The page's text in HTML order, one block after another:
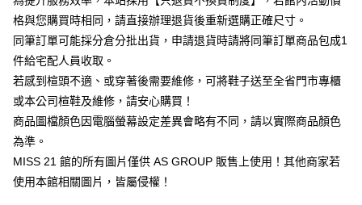
台新國際商業銀行
中國信託商業銀行
台灣樂天信用卡公司
玉山商業銀行
星展（台灣）商業銀行
台灣樂天信用卡公司
聯邦商業銀行
遠東國際商業銀行
元大商業銀行
永豐商業銀行
玉山商業銀行
星展（台灣）商業銀行
台新國際商業銀行
Google Pay
ATM付款
運送方式
宅配
免運費
格與您購買時相同，請直接辦理退貨後重新選購正確尺寸。
同筆訂單可能採分倉分批出貨，申請退貨時請將同筆訂單商品包成1
件給宅配人員收取。
若感到楦頭不適、或穿著後需要維修，可將鞋子送至全省門市專櫃
或本公司楦鞋及維修，請安心購買！
商品圖檔顏色因電腦螢幕設定差異會略有不同，請以實際商品顏色
為準。
MISS 21 館的所有圖片僅供 AS GROUP 販售上使用！其他商家若
使用本館相關圖片，皆屬侵權！